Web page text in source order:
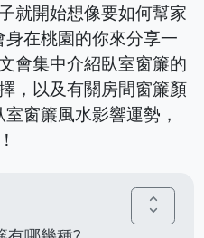
就開始想像要如何幫家
在桃園的你來分享一
會集中介紹臥室窗簾的
，以及有關房間窗簾顏
窗簾風水影響運勢，
unfold_more